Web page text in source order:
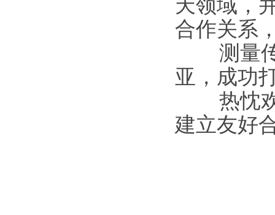
天领域，
合作关系
测量传
亚，成功
热忱欢
建立友好